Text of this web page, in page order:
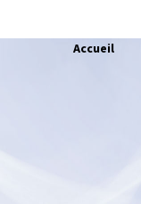
Accueil